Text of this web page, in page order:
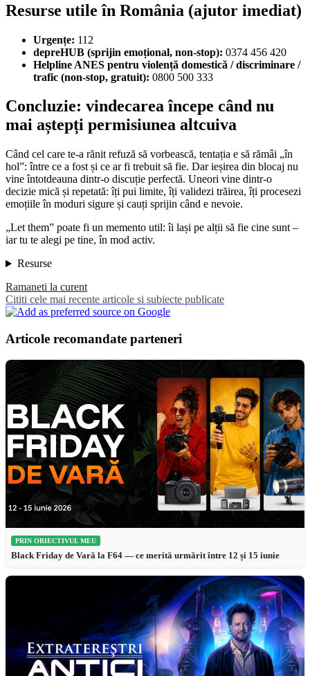
Resurse utile în România (ajutor imediat)
Urgențe: 112
depreHUB (sprijin emoțional, non-stop): 0374 456 420
Helpline ANES pentru violență domestică / discriminare /
trafic (non-stop, gratuit): 0800 500 333
Concluzie: vindecarea începe când nu
mai aștepți permisiunea altcuiva
Când cel care te-a rănit refuză să vorbească, tentația e să rămâi „în
hol”: între ce a fost și ce ar fi trebuit să fie. Dar ieșirea din blocaj nu
vine întotdeauna dintr-o discuție perfectă. Uneori vine dintr-o
decizie mică și repetată: îți pui limite, îți validezi trăirea, îți procesezi
emoțiile în moduri sigure și cauți sprijin când e nevoie.
„Let them” poate fi un memento util: îi lași pe alții să fie cine sunt –
iar tu te alegi pe tine, în mod activ.
Resurse
Ramaneti la curent
Cititi cele mai recente articole si subiecte publicate
Articole recomandate parteneri
PRIN OBIECTIVUL MEU
Black Friday de Vară la F64 — ce merită urmărit între 12 și 15 iunie